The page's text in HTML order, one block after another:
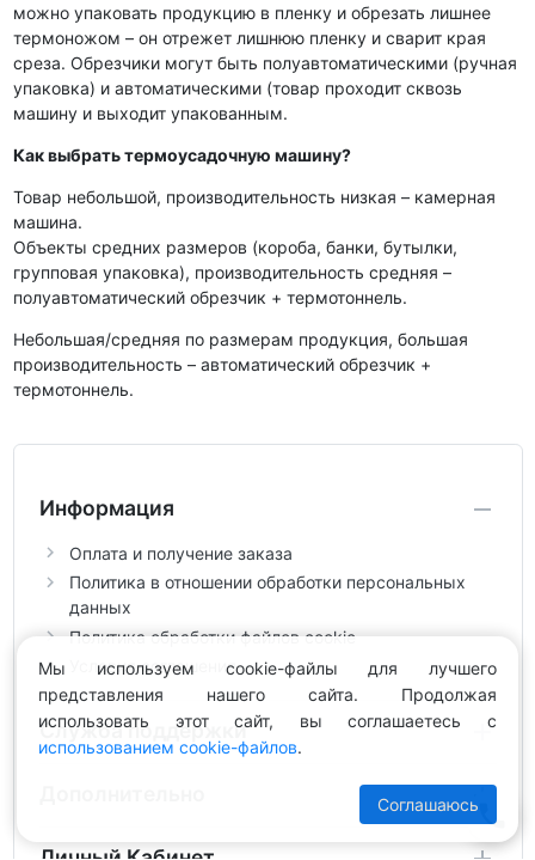
можно упаковать продукцию в пленку и обрезать лишнее
термоножом – он отрежет лишнюю пленку и сварит края
среза. Обрезчики могут быть полуавтоматическими (ручная
упаковка) и автоматическими (товар проходит сквозь
машину и выходит упакованным.
Как выбрать термоусадочную машину?
Товар небольшой, производительность низкая – камерная
машина.
Объекты средних размеров (короба, банки, бутылки,
групповая упаковка), производительность средняя –
полуавтоматический обрезчик + термотоннель.
Небольшая/средняя по размерам продукция, большая
производительность – автоматический обрезчик +
термотоннель.
Информация
Оплата и получение заказа
Политика в отношении обработки персональных
данных
Политика обработки файлов cookie
Условия соглашения
Служба поддержки
Мы используем cookie-файлы для лучшего
представления нашего сайта. Продолжая
использовать этот сайт, вы соглашаетесь с
использованием cookie-файлов.
Соглашаюсь